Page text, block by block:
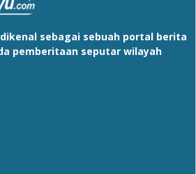
dikenal sebagai sebuah portal berita
pemberitaan seputar wilayah